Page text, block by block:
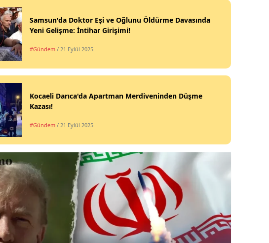
Samsun'da Doktor Eşi ve Oğlunu Öldürme Davasında
Yeni Gelişme: İntihar Girişimi!
#Gündem / 21 Eylül 2025
Kocaeli Darıca'da Apartman Merdiveninden Düşme
Kazası!
#Gündem / 21 Eylül 2025